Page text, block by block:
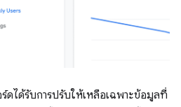
ได้รับการปรับให้เหลือเฉพาะข้อมูลที่